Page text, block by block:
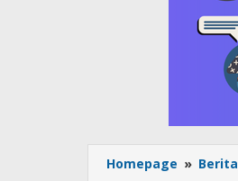
Homepage » Berita